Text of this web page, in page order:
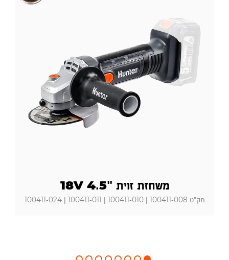
משחזת זוית "18V 4.5
מק"ט 100411-008 | 100411-010 | 100411-011 | 100411-024